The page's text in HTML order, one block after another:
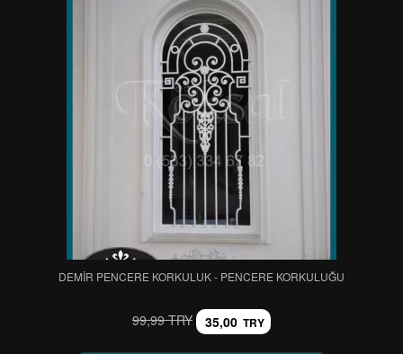
DEMİR PENCERE KORKULUK - PENCERE KORKULUĞU
99,99 TRY 35,00 TRY